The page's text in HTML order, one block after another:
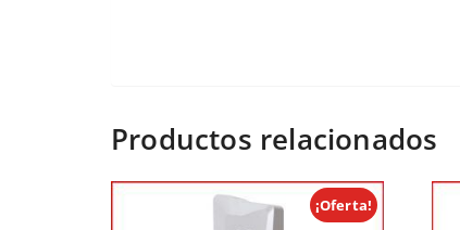
Productos relacionados
¡Oferta!